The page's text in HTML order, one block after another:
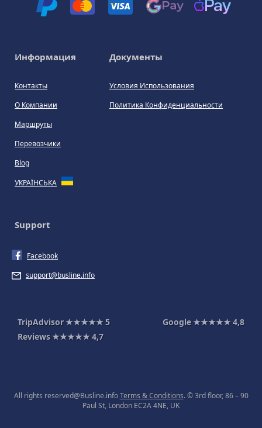
Информация
Контакты
О Компании
Маршруты
Перевозчики
Blog
УКРАЇНСЬКА
Документы
Условия Использования
Политика Конфиденциальности
Support
Facebook
support@busline.info
TripAdvisor ★★★★★5 Google ★★★★★4,8
Reviews ★★★★★4,7
All rights reserved@Busline.infoTerms & Conditions. © 3rd floor, 86 – 90
Paul St, London EC2A 4NE, UK